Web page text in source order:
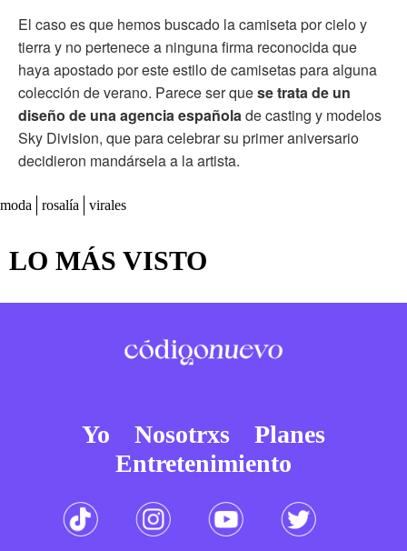
El caso es que hemos buscado la camiseta por cielo y
tierra y no pertenece a ninguna firma reconocida que
haya apostado por este estilo de camisetas para alguna
colección de verano. Parece ser quese trata de un
diseño de una agencia españolade casting y modelos
Sky Division, que para celebrar su primer aniversario
decidieron mandársela a la artista.
moda rosalía virales
LO MÁS VISTO
Yo Nosotrxs
Planes
Entretenimiento